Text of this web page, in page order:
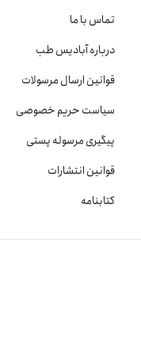
تماس با ما
درباره آبادیس طب
قوانین ارسال مرسولات
سیاست حریم خصوصی
پیگیری مرسوله پستی
قوانین انتشارات
کتابنامه